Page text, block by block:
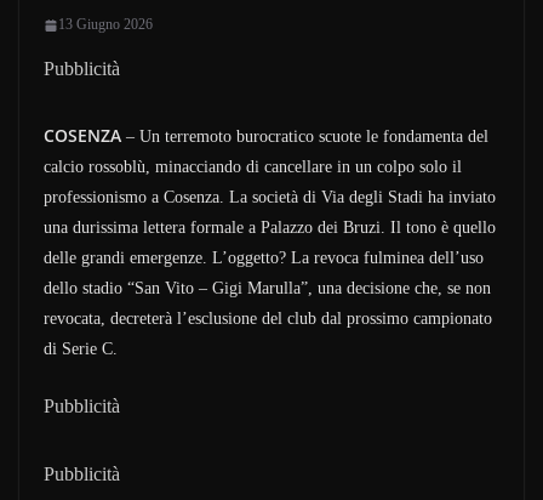
13 Giugno 2026
Pubblicità
COSENZA – Un terremoto burocratico scuote le fondamenta del
calcio rossoblù, minacciando di cancellare in un colpo solo il
professionismo a Cosenza. La società di Via degli Stadi ha inviato
una durissima lettera formale a Palazzo dei Bruzi. Il tono è quello
delle grandi emergenze. L’oggetto? La revoca fulminea dell’uso
dello stadio “San Vito – Gigi Marulla”, una decisione che, se non
revocata, decreterà l’esclusione del club dal prossimo campionato
di Serie C.
Pubblicità
Pubblicità